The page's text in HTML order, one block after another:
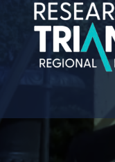
Siirry